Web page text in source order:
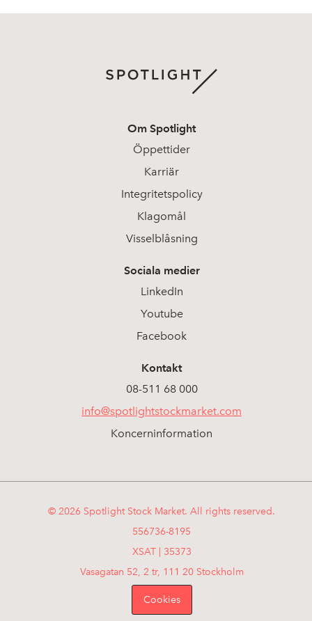
Om Spotlight
Öppettider
Karriär
Integritetspolicy
Klagomål
Visselblåsning
Sociala medier
LinkedIn
Youtube
Facebook
Kontakt
08-511 68 000
info@spotlightstockmarket.com
Koncerninformation
© 2026 Spotlight Stock Market. All rights reserved.
556736-8195
XSAT | 35373
Vasagatan 52, 2 tr, 111 20 Stockholm
Cookies